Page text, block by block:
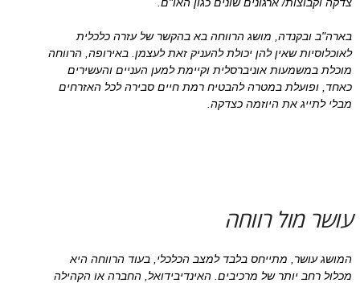
בארה"ב ובקנדה, מושג הרווחה בא בהקשר של עזרה כלכלית
לאוכלוסיות שאין להן יכולת להעניק זאת לעצמן. באירופה, הרווחה
מוכלת במשמעות אוניברסלית וקיימת למען העניים והעשירים
כאחד, ופועלת במטרה להבטיח רמת חיים סבירה לכל האזרחים
מבלי לתייג את היוזמה כצדקה.
עושר מול רווחה
המושג עושר, מתייחס בלבד למצב הכלכלי, בעוד הרווחה היא
מכלול רחב יותר של מרכיבים. האינדיבידואל, החברה או הקהילה